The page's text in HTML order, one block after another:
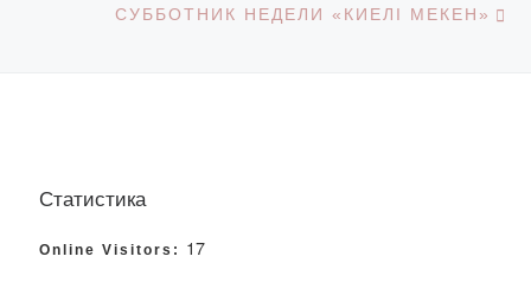
СУББОТНИК НЕДЕЛИ «КИЕЛІ МЕКЕН»
Статистика
Online Visitors: 17